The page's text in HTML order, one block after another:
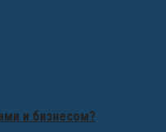
и бизнесом?